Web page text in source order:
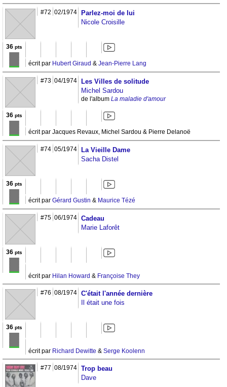
#72 02/1974
Parlez-moi de lui
Nicole Croisille
36 pts
écrit par Hubert Giraud & Jean-Pierre Lang
#73 04/1974
Les Villes de solitude
Michel Sardou
de l'album La maladie d'amour
36 pts
écrit par Jacques Revaux, Michel Sardou & Pierre Delanoë
#74 05/1974
La Vieille Dame
Sacha Distel
36 pts
écrit par Gérard Gustin & Maurice Tézé
#75 06/1974 Cadeau
Marie Laforêt
36 pts
écrit par Hilan Howard & Françoise They
#76 08/1974 C'était l'année dernière
Il était une fois
36 pts
écrit par Richard Dewitte & Serge Koolenn
#77 08/1974 Trop beau
Dave